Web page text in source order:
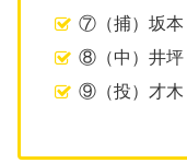
⑦（捕）坂本
⑧（中）井坪
⑨（投）才木